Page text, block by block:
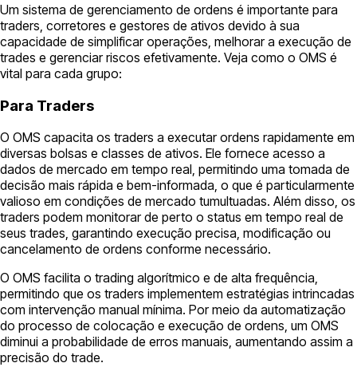
Um sistema de gerenciamento de ordens é importante para
traders, corretores e gestores de ativos devido à sua
capacidade de simplificar operações, melhorar a execução de
trades e gerenciar riscos efetivamente. Veja como o OMS é
vital para cada grupo:
Para Traders
O OMS capacita os traders a executar ordens rapidamente em
diversas bolsas e classes de ativos. Ele fornece acesso a
dados de mercado em tempo real, permitindo uma tomada de
decisão mais rápida e bem-informada, o que é particularmente
valioso em condições de mercado tumultuadas. Além disso, os
traders podem monitorar de perto o status em tempo real de
seus trades, garantindo execução precisa, modificação ou
cancelamento de ordens conforme necessário.
O OMS facilita o trading algorítmico e de alta frequência,
permitindo que os traders implementem estratégias intrincadas
com intervenção manual mínima. Por meio da automatização
do processo de colocação e execução de ordens, um OMS
diminui a probabilidade de erros manuais, aumentando assim a
precisão do trade.